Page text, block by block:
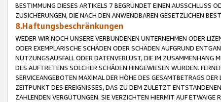
BESTIMMUNG DIESES ARTIKELS 7 BEGRÜNDET EINEN AUSSCHLUSS
ZUSICHERUNGEN, DIE NACH DEN ANWENDBAREN GESETZLICHEN
8.Haftungsbeschränkungen
WEDER WIR NOCH UNSERE VERBUNDENEN UNTERNEHMEN ODER
ODER EXEMPLARISCHE SCHÄDEN ODER SCHÄDEN AUFGRUND
NUTZUNGSAUSFALL ODER DATENVERLUST, DIE IM ZUSAMMENHANG
DES AUFTRETENS SOLCHER SCHÄDEN HINGEWIESEN WURDEN.
SERVICEANGEBOTEN MAXIMAL DER HÖHE DES GESAMTBETRAGS
ZEITPUNKT DES EREIGNISSES, DAS ZU DEM ZULETZT
ZAHLENDEN VERGÜTUNGEN. SIE VERZICHTEN HIERMIT AUF